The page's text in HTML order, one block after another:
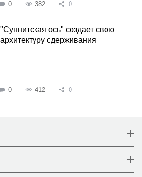
0 382 0
"Суннитская ось" создает свою
архитектуру сдерживания
0 412 0